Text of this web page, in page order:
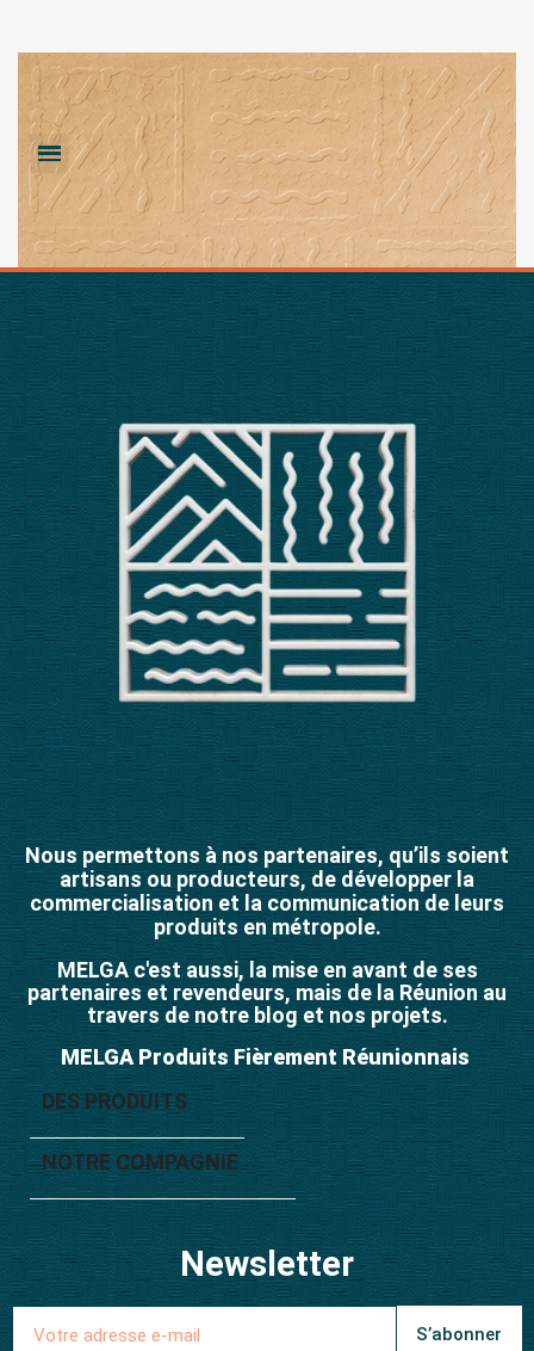
DES PRODUITS
NOTRE COMPAGNIE
Nous permettons à nos partenaires, qu’ils soient
artisans ou producteurs, de développer la
commercialisation et la communication de leurs
produits en métropole.
MELGA c'est aussi, la mise en avant de ses
partenaires et revendeurs, mais de la Réunion au
travers de notre blog et nos projets.
MELGA Produits Fièrement Réunionnais
Newsletter
S’abonner